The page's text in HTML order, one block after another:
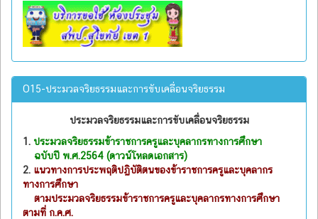
O15-ประมวลจริยธรรมและการขับเคลื่อนจริยธรรม
ประมวลจริยธรรมและการขับเคลื่อนจริยธรรม
1. ประมวลจริยธรรมข้าราชการครูและบุคลากรทางการศึกษา
ฉบับปี พ.ศ.2564 (ดาวน์โหลดเอกสาร)
2. แนวทางการประพฤติปฏิบัติตนของข้าราชการครูและบุคลากร
ทางการศึกษา
ตามประมวลจริยธรรมข้าราชการครูและบุคลากรทางการศึกษา
ตามที่ ก.ค.ศ.